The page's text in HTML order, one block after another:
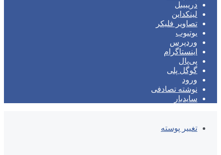
دریبببل
لینکداین
تصاویر فلیکر
یوتیوب
وردپرس
اینستاگرام
پی‌پال
گوگل پلی
ورود
نوشته تصادفی
سایدبار
تغییر پوسته